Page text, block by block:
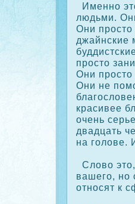
Именно
людьми.
Они просто
джайнские
просто
Они
Они не
красивее
очень
двадцать
на голове.
Слово
вашего, но
относят к